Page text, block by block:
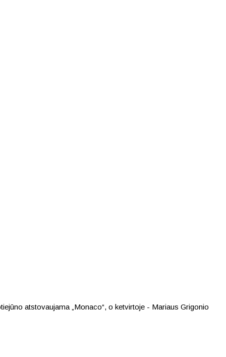
atstovaujama „Monaco“, o ketvirtoje - Mariaus Grigonio